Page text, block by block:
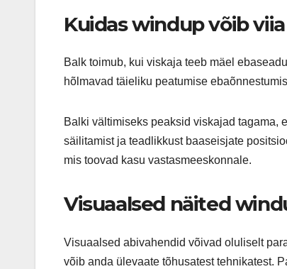
Kuidas windup võib
Balk toimub, kui viskaja teeb mäel
hõlmavad täieliku peatumise
Balki vältimiseks peaksid viskajad tagama,
säilitamist ja teadlikkust baaseisjate
mis toovad kasu vastasmeeskonnale.
Visuaalsed näited
Visuaalsed abivahendid võivad oluliselt
võib anda ülevaate tõhusatest tehnikatest.